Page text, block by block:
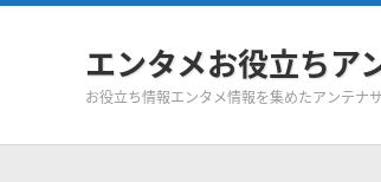
エンタメお役立ちア
お役立ち情報エンタメ情報を集めたアンテナ